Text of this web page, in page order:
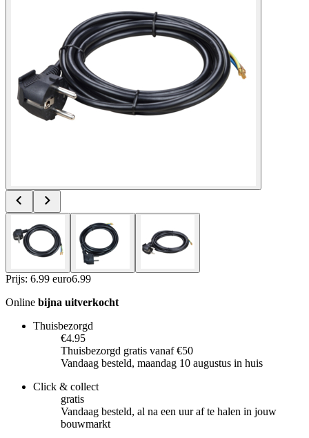
Prijs: 6.99 euro6.99
Online bijna uitverkocht
Thuisbezorgd
€4.95
Thuisbezorgd gratis vanaf €50
Vandaag besteld, maandag 10 augustus in huis
Click & collect
gratis
Vandaag besteld, al na een uur af te halen in jouw
bouwmarkt